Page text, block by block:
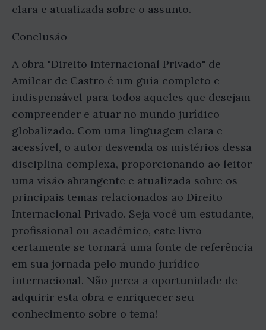
clara e atualizada sobre o assunto.
Conclusão
A obra "Direito Internacional Privado" de
Amilcar de Castro é um guia completo e
indispensável para todos aqueles que desejam
compreender e atuar no mundo jurídico
globalizado. Com uma linguagem clara e
acessível, o autor desvenda os mistérios dessa
disciplina complexa, proporcionando ao leitor
uma visão abrangente e atualizada sobre os
principais temas relacionados ao Direito
Internacional Privado. Seja você um estudante,
profissional ou acadêmico, este livro
certamente se tornará uma fonte de referência
em sua jornada pelo mundo jurídico
internacional. Não perca a oportunidade de
adquirir esta obra e enriquecer seu
conhecimento sobre o tema!